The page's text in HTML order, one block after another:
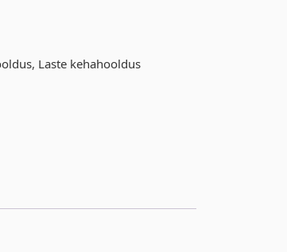
, Laste kehahooldus